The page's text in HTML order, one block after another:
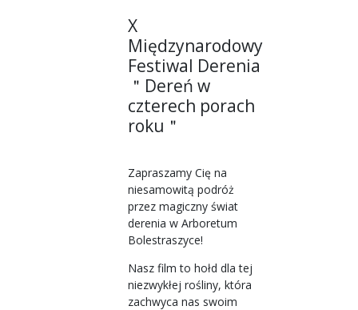
X
Międzynarodowy
Festiwal Derenia
＂Dereń w
czterech porach
roku＂
Zapraszamy Cię na
niesamowitą podróż
przez magiczny świat
derenia w Arboretum
Bolestraszyce!
Nasz film to hołd dla tej
niezwykłej rośliny, która
zachwyca nas swoim